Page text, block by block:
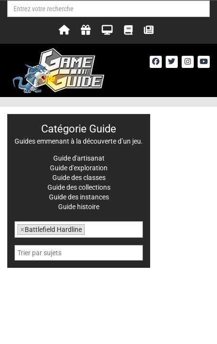
Catégorie Guide
Guides emmenant à la découverte d’un jeu.
Guide d'artisanat
Guide d'exploration
Guide des classes
Guide des collections
Guide des instances
Guide histoire
×Battlefield Hardline